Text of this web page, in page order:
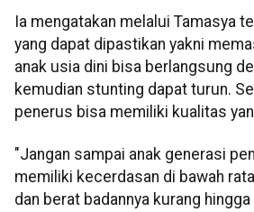
Ia mengatakan melalui Tamasya
yang dapat dipastikan yakni
anak usia dini bisa berlangsung
kemudian stunting dapat turun.
penerus bisa memiliki kualitas
"Jangan sampai anak generasi
memiliki kecerdasan di bawah
dan berat badannya kurang